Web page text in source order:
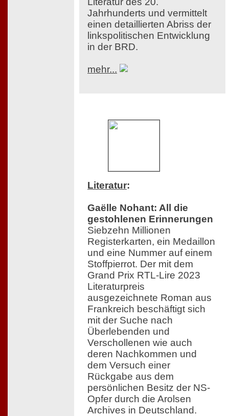
Jahrhunderts und vermittelt
einen detaillierten Abriss der
linkspolitischen Entwicklung
in der BRD.
mehr...
Literatur:
Gaëlle Nohant: All die
gestohlenen Erinnerungen
Siebzehn Millionen
Registerkarten, ein Medaillon
und eine Nummer auf einem
Stoffpierrot. Der mit dem
Grand Prix RTL-Lire 2023
Literaturpreis
ausgezeichnete Roman aus
Frankreich beschäftigt sich
mit der Suche nach
Überlebenden und
Verschollenen wie auch
deren Nachkommen und
dem Versuch einer
Rückgabe aus dem
persönlichen Besitz der NS-
Opfer durch die Arolsen
Archives in Deutschland.